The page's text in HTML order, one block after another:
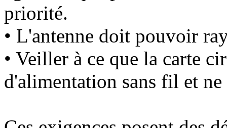
priorité.
• L'antenne doit pouvoir
• Veiller à ce que la carte
d'alimentation sans fil et